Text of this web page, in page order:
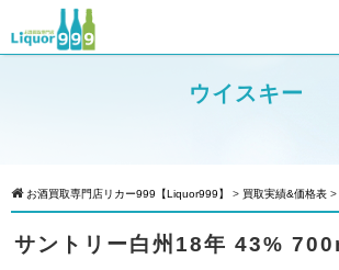
ウイスキー
お酒買取専門店リカー999【Liquor999】 > 買取実績&価格表 >
サントリー白州18年 43%